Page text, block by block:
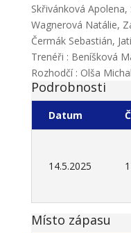
Skřivánková
Wagnerová Natálie,
Čermák Sebastián,
Trenéři : Beníšková
Rozhodčí : Olša
Podrobnosti
Datum
14.5.2025
Místo zápasu